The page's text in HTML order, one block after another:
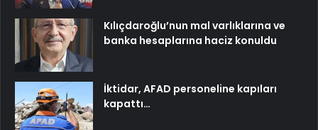
Kılıçdaroğlu’nun mal varlıklarına ve
banka hesaplarına haciz konuldu
İktidar, AFAD personeline kapıları
kapattı…